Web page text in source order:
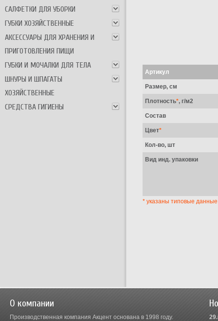
САЛФЕТКИ ДЛЯ УБОРКИ
ГУБКИ ХОЗЯЙСТВЕННЫЕ
АКСЕССУАРЫ ДЛЯ ХРАНЕНИЯ И
ПРИГОТОВЛЕНИЯ ПИЩИ
ГУБКИ И МОЧАЛКИ ДЛЯ ТЕЛА
ШНУРЫ И ШПАГАТЫ
ХОЗЯЙСТВЕННЫЕ
СРЕДСТВА ГИГИЕНЫ
Артикул
Размер, см
Плотность*, г/м2
Состав
Цвет*
Кол-во, шт
Вид инд. упаковки
* указаны типовые
О компании
Производственная компания Акцент основана в 1998 году.